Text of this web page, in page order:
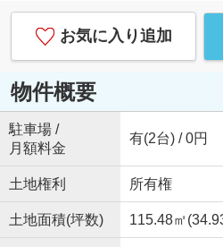
お気に入り追加
物件概要
駐車場 /
月額料金
有(2台) / 0円
土地権利 所有権
土地面積(坪数) 115.48㎡